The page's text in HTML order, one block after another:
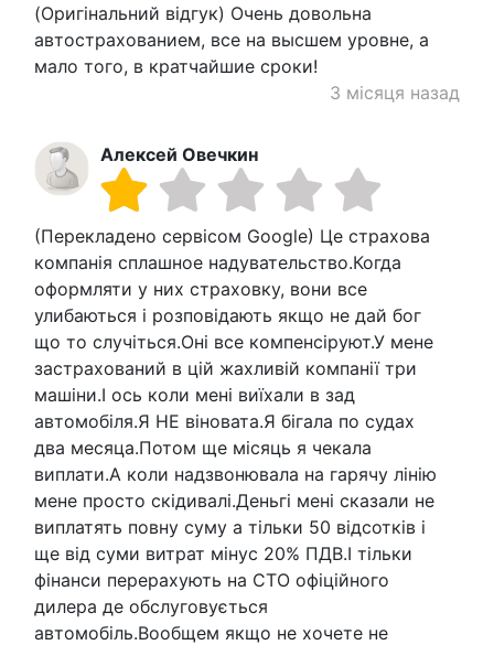
(Оригінальний відгук) Очень довольна
автострахованием, все на высшем уровне, а
мало того, в кратчайшие сроки!
3 місяця назад
Алексей Овечкин
(Перекладено сервісом Google) Це страхова
компанія сплашное надувательство.Когда
оформляти у них страховку, вони все
улибаються і розповідають якщо не дай бог
що то случіться.Оні все компенсіруют.У мене
застрахований в цій жахливій компанії три
машіни.І ось коли мені виїхали в зад
автомобіля.Я НЕ віновата.Я бігала по судах
два месяца.Потом ще місяць я чекала
виплати.А коли надзвонювала на гарячу лінію
мене просто скідивалі.Деньгі мені сказали не
виплатять повну суму а тільки 50 відсотків і
ще від суми витрат мінус 20% ПДВ.І тільки
фінанси перерахують на СТО офіційного
дилера де обслуговується
автомобіль.Вообщем якщо не хочете не